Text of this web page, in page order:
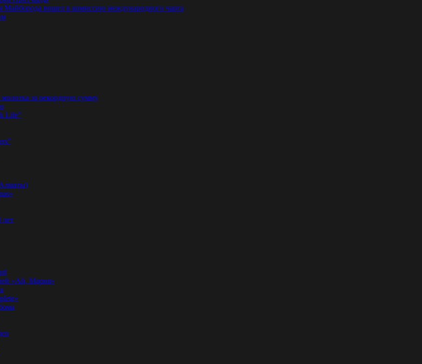
Майборода вошел в комиссию международного чарта
за рекордную сумму
Life”
лет
«Ай, Мария»